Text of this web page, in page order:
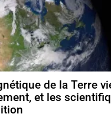
de la Terre
et les